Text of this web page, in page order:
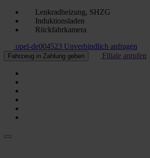
Lenkradheizung, SHZG
Induktionsladen
Rückfahrkamera
opel-de004523 Unverbindlich anfragen
Fahrzeug in Zahlung geben Filiale anrufen